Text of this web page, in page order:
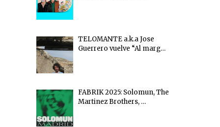
TELOMANTE a.k.a Jose
Guerrero vuelve “Al marg…
FABRIK 2025: Solomun, The
Martinez Brothers, …